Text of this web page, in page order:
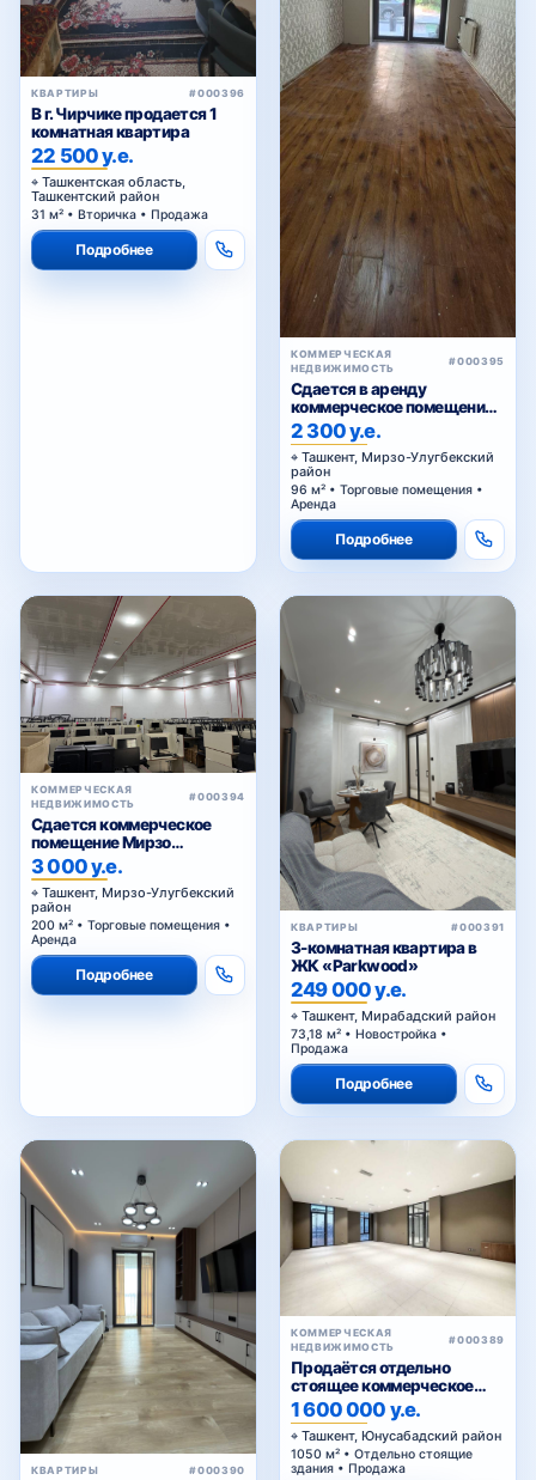
КВАРТИРЫ #000396
В г. Чирчике продается 1
комнатная квартира
22 500 у.е.
Ташкентская область,
Ташкентский район
31 м² • Вторичка • Продажа
Подробнее
КОММЕРЧЕСКАЯ
НЕДВИЖИМОСТЬ
#000395
Сдается в аренду
коммерческое помещение
Ц1.
2 300 у.е.
Ташкент, Мирзо-Улугбекский
район
96 м² • Торговые помещения •
Аренда
Подробнее
КОММЕРЧЕСКАЯ
НЕДВИЖИМОСТЬ
#000394
Сдается коммерческое
помещение Мирзо
Улугбекский район.
3 000 у.е.
Ташкент, Мирзо-Улугбекский
район
200 м² • Торговые помещения •
Аренда
Подробнее
КВАРТИРЫ #000391
3-комнатная квартира в
ЖК «Parkwood»
249 000 у.е.
Ташкент, Мирабадский район
73,18 м² • Новостройка •
Продажа
Подробнее
КВАРТИРЫ #000390
КОММЕРЧЕСКАЯ
НЕДВИЖИМОСТЬ
#000389
Продаётся отдельно
стоящее коммерческое
здание
1 600 000 у.е.
Ташкент, Юнусабадский район
1050 м² • Отдельно стоящие
здания • Продажа